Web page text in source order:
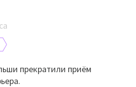
прекратили приём